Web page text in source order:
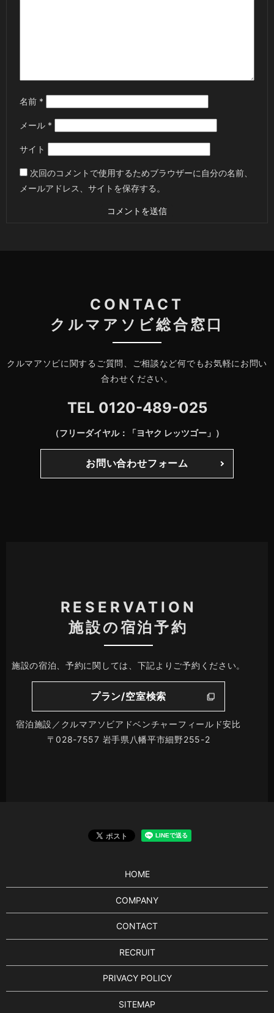
名前 *
メール *
サイト
次回のコメントで使用するためブラウザーに自分の名前、
メールアドレス、サイトを保存する。
CONTACT
クルマアソビ総合窓口
クルマアソビに関するご質問、ご相談など何でもお気軽にお問い
合わせください。
TEL 0120-489-025
（フリーダイヤル：「ヨヤク レッツゴー」）
お問い合わせフォーム
RESERVATION
施設の宿泊予約
施設の宿泊、予約に関しては、下記よりご予約ください。
プラン/空室検索
宿泊施設／クルマアソビアドベンチャーフィールド安比
〒028-7557 岩手県八幡平市細野255-2
HOME
COMPANY
CONTACT
RECRUIT
PRIVACY POLICY
SITEMAP